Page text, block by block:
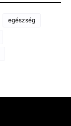
egészség